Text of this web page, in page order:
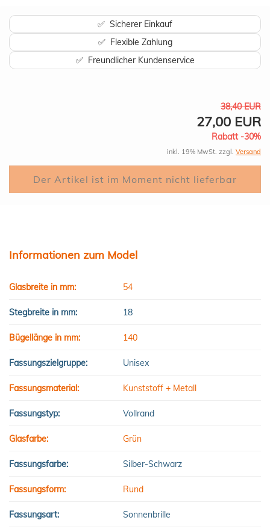
✅ Sicherer Einkauf
✅ Flexible Zahlung
✅ Freundlicher Kundenservice
38,40 EUR
27,00 EUR
Rabatt -30%
inkl. 19% MwSt. zzgl. Versand
Informationen zum Model
Glasbreite in mm: 54
Stegbreite in mm: 18
Bügellänge in mm: 140
Fassungszielgruppe: Unisex
Fassungsmaterial: Kunststoff + Metall
Fassungstyp: Vollrand
Glasfarbe: Grün
Fassungsfarbe: Silber-Schwarz
Fassungsform: Rund
Fassungsart: Sonnenbrille